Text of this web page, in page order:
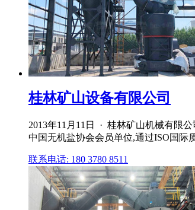
桂林矿山设备有限公司
2013年11月11日 · 桂林矿山机械有限
中国无机盐协会会员单位,通过ISO国际
联系电话: 180 3780 8511